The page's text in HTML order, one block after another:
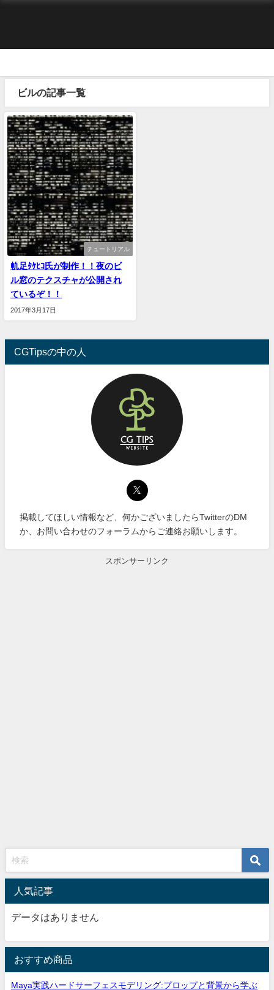
ビルの記事一覧
チュートリアル
㠶足ﾀｹﾋｺ氏が制作！！夜のビ
ル窓のテクスチャが公開され
ているぞ！！
2017年3月17日
CGTipsの中の人
掲載してほしい情報など、何かございましたらTwitterのDM
か、お問い合わせのフォーラムからご連絡お願いします。
スポンサーリンク
人気記事
データはありません
おすすめ商品
Maya実践ハードサーフェスモデリング:プロップと背景から学ぶ